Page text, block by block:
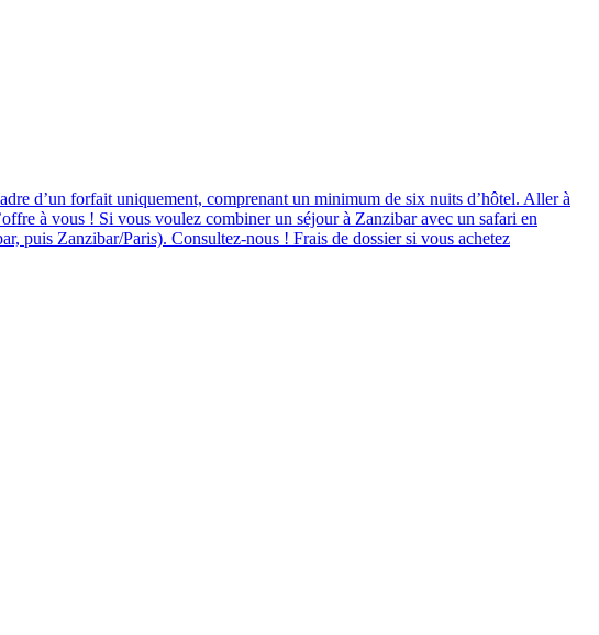
d’un forfait uniquement, comprenant un minimum de six nuits d’hôtel. Aller à
à vous ! Si vous voulez combiner un séjour à Zanzibar avec un safari en
puis Zanzibar/Paris). Consultez-nous ! Frais de dossier si vous achetez